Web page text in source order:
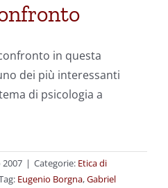
in questa
dei più interessanti
di psicologia a
2007 | Categorie: Etica di
Eugenio Borgna,Gabriel